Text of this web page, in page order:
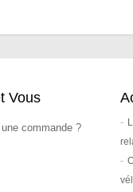
Vous
commande ?